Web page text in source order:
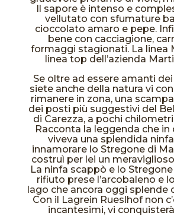
Il sapore è intenso e
vellutato con sfumature
cioccolato amaro e pepe.
bene con cacciagione,
formaggi stagionati. La linea
linea top dell’azienda
Se oltre ad essere amanti
siete anche della natura vi
rimanere in zona, una
dei posti più suggestivi del
di Carezza, a pochi
Racconta la leggenda che
viveva una splendida
innamorare lo Stregone di
costruì per lei un
La ninfa scappò e lo
rifiuto prese l’arcobaleno e
lago che ancora oggi splende
Con il Lagrein Rueslhof non
incantesimi, vi